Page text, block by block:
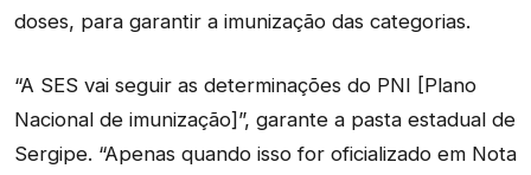
doses, para garantir a imunização das categorias.
“A SES vai seguir as determinações do PNI [Plano
Nacional de imunização]”, garante a pasta estadual de
Sergipe. “Apenas quando isso for oficializado em Nota